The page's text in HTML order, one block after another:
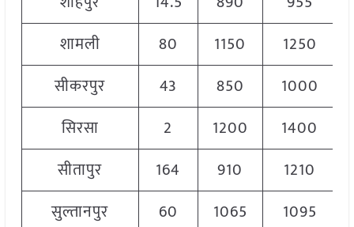
शामली
80 1150
1250
सीकरपुर
43 850 1000
सिरसा
2 1200
1400
सीतापुर
164 910 1210
सुल्तानपुर
60 1065
1095